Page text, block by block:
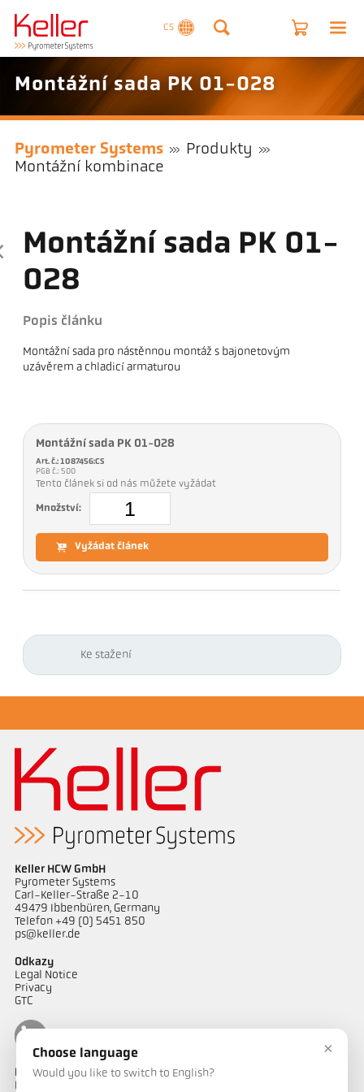
CS
Montážní sada PK 01-028
Pyrometer Systems
Produkty
Montážní kombinace
Montážní sada PK 01-
028
Popis článku
Montážní sada pro nástěnnou montáž s bajonetovým
uzávěrem a chladicí armaturou
Montážní sada PK 01-028
Art. č.: 1087456:CS
PGB č.: 500
Tento článek si od nás můžete vyžádat
Množství:
Vyžádat článek
Ke stažení
Keller HCW GmbH
Pyrometer Systems
Carl-Keller-Straße 2-10
49479 Ibbenbüren, Germany
Telefon +49 (0) 5451 850
ps@keller.de
Odkazy
Legal Notice
Privacy
GTC
Kontakt
Máte dotazy ohledně našich řešení pro měření teploty? Náš tým
×
Choose language
Would you like to switch to English?